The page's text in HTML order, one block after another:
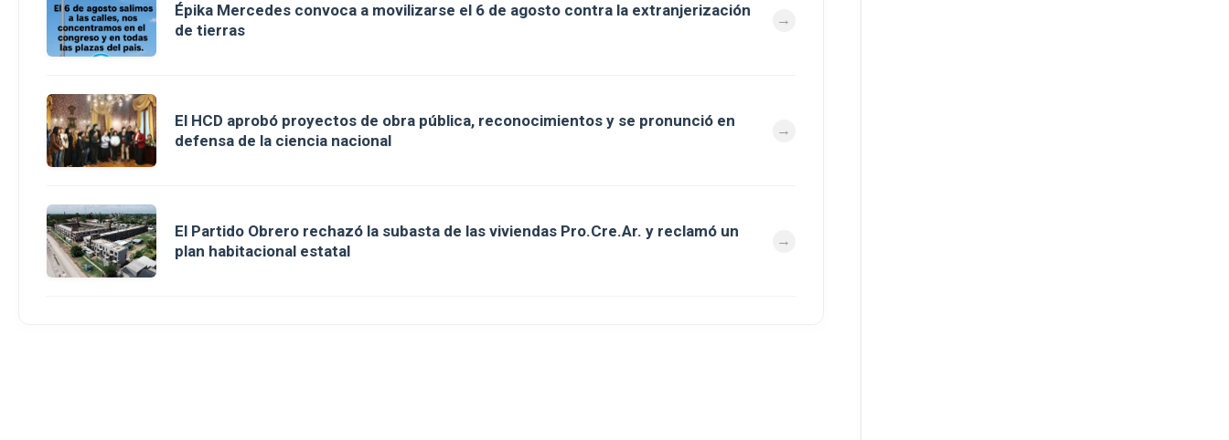
Épika Mercedes convoca a movilizarse el 6 de agosto contra la extranjerización
de tierras
El HCD aprobó proyectos de obra pública, reconocimientos y se pronunció en
defensa de la ciencia nacional
El Partido Obrero rechazó la subasta de las viviendas Pro.Cre.Ar. y reclamó un
plan habitacional estatal